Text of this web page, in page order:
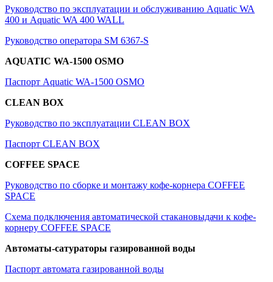
Руководство по эксплуатации и обслуживанию Aquatic WA
400 и Aquatic WA 400 WALL
Руководство оператора SM 6367-S
AQUATIC WA-1500 OSMO
Паспорт Aquatic WA-1500 OSMO
CLEAN BOX
Руководство по эксплуатации CLEAN BOX
Паспорт CLEAN BOX
COFFEE SPACE
Руководство по сборке и монтажу кофе-корнера COFFEE
SPACE
Схема подключения автоматической стакановыдачи к кофе-
корнеру COFFEE SPACE
Автоматы-сатураторы газированной воды
Паспорт автомата газированной воды